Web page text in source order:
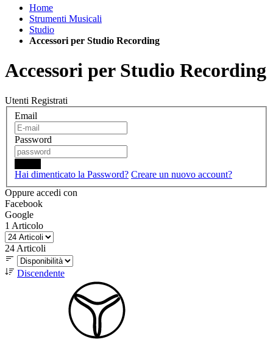
Home
Strumenti Musicali
Studio
Accessori per Studio Recording
Accessori per Studio Recording
Utenti Registrati
Email
Password
Hai dimenticato la Password? Creare un nuovo account?
Oppure accedi con
Facebook
Google
1 Articolo
24Articoli
Discendente